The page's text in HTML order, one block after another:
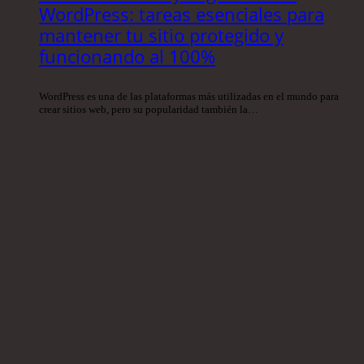
WordPress: tareas esenciales para
mantener tu sitio protegido y
funcionando al 100%
WordPress es una de las plataformas más utilizadas en el mundo para
crear sitios web, pero su popularidad también la…